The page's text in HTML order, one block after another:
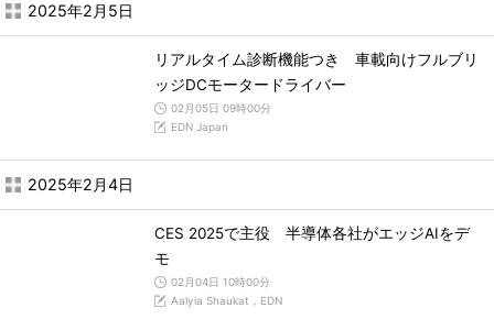
2025年2月5日
リアルタイム診断機能つき 車載向けフルブリ
ッジDCモータードライバー
02月05日 09時00分
EDN Japan
2025年2月4日
CES 2025で主役 半導体各社がエッジAIをデ
モ
02月04日 10時00分
Aalyia Shaukat，EDN